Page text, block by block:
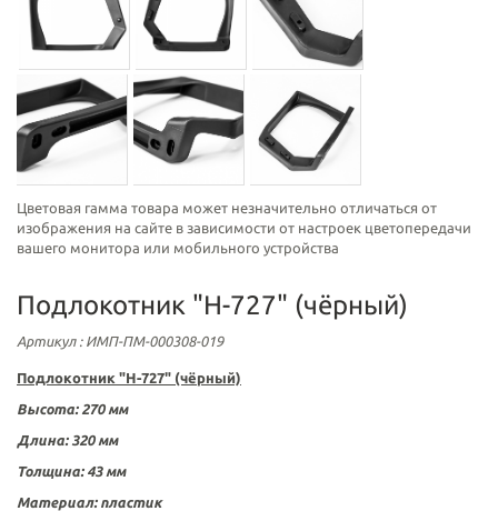
Цветовая гамма товара может незначительно отличаться от
изображения на сайте в зависимости от настроек цветопередачи
вашего монитора или мобильного устройства
Подлокотник "H-727" (чёрный)
Артикул: ИМП-ПМ-000308-019
Подлокотник "H-727" (чёрный)
Высота: 270 мм
Длина: 320 мм
Толщина: 43 мм
Материал: пластик